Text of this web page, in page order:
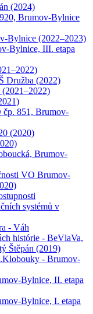
(2024)
Brumov-Bylnice
Bylnice (2022–2023)
Bylnice, III. etapa
Družba (2022)
(2021–2022)
čp. 851, Brumov-
(2020)
Brumov-
VO Brumov-
systémů v
- Váh
histórie - BeVlaVa,
Štěpán (2019)
- Brumov-
Bylnice, II. etapa
Bylnice, I. etapa